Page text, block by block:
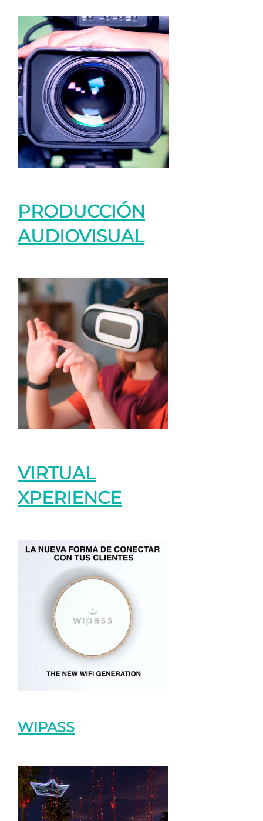
PRODUCCIÓN
AUDIOVISUAL
VIRTUAL
XPERIENCE
WIPASS